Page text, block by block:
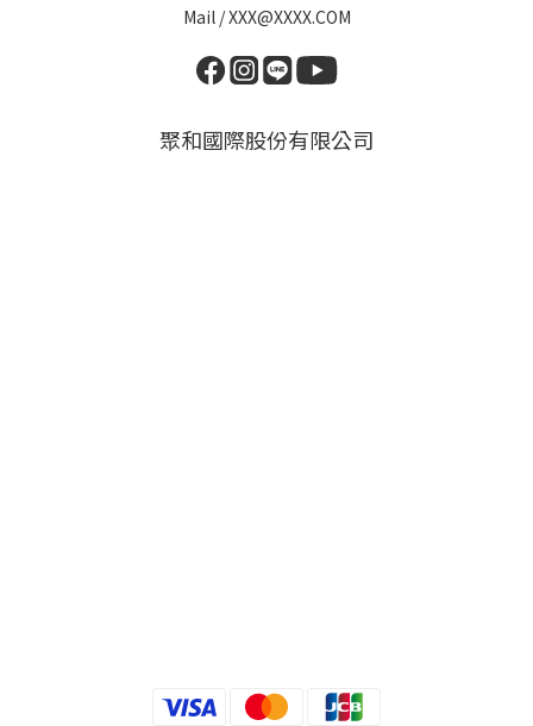
Mail / XXX@XXXX.COM
聚和國際股份有限公司